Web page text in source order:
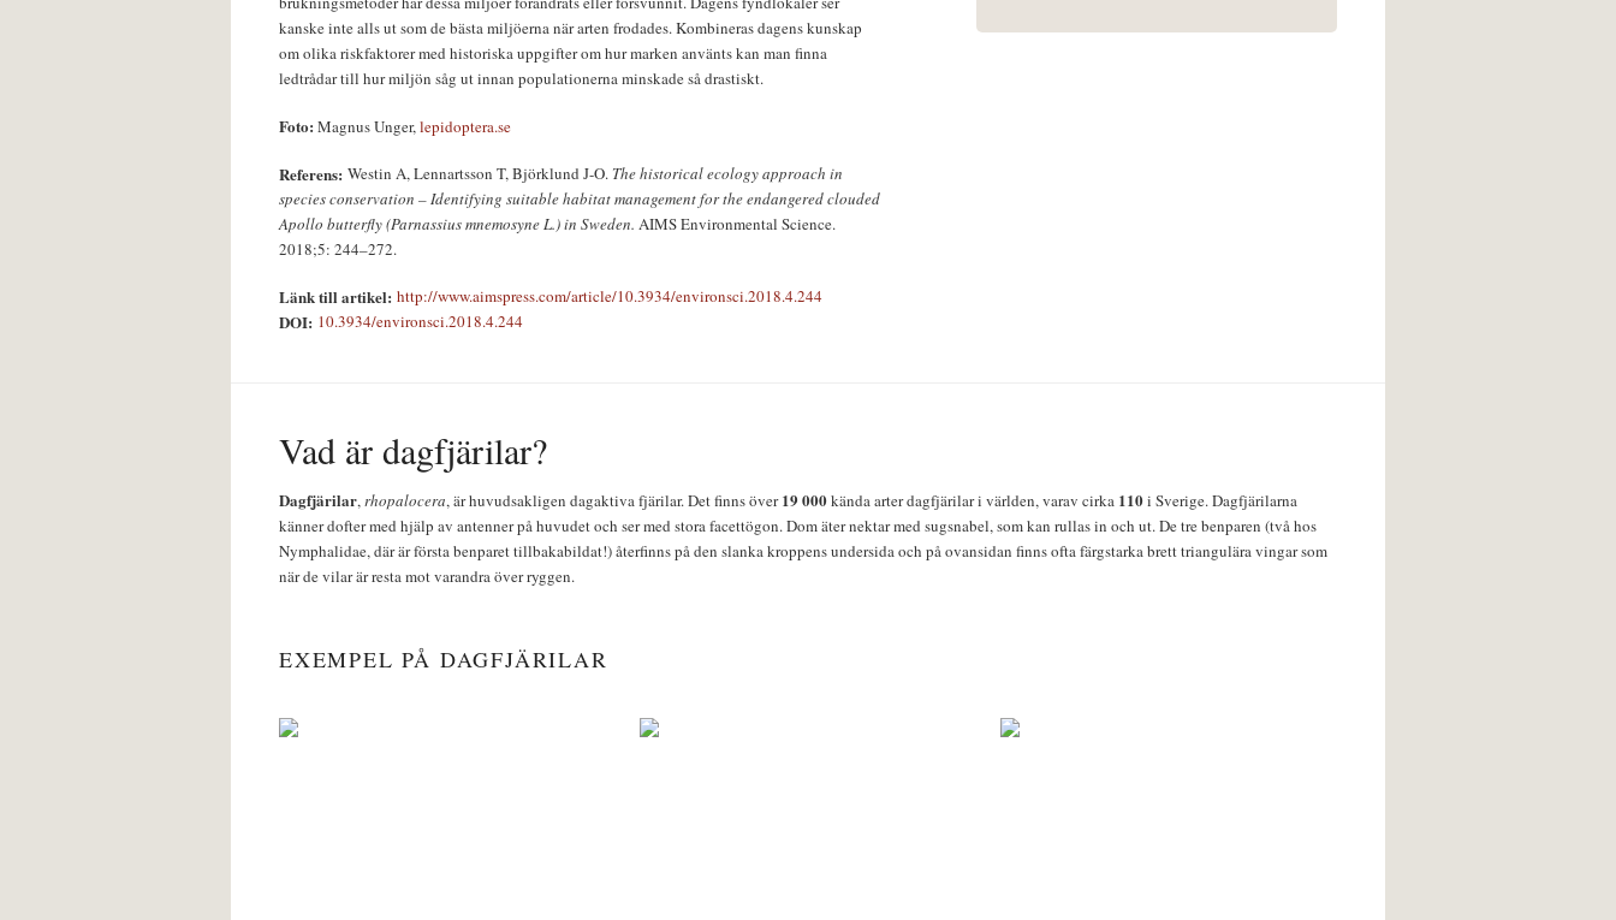
kanske inte alls ut som de bästa miljöerna när arten frodades. Kombineras dagens kunskap
om olika riskfaktorer med historiska uppgifter om hur marken använts kan man finna
ledtrådar till hur miljön såg ut innan populationerna minskade så drastiskt.
Foto: Magnus Unger,lepidoptera.se
Referens: Westin A, Lennartsson T, Björklund J-O. The historical ecology approach in
species conservation – Identifying suitable habitat management for the endangered clouded
Apollo butterfly (Parnassius mnemosyne L.) in Sweden. AIMS Environmental Science.
2018;5: 244–272.
Länk till artikel: http://www.aimspress.com/article/10.3934/environsci.2018.4.244
DOI: 10.3934/environsci.2018.4.244
Vad är dagfjärilar?
Dagfjärilar,rhopalocera, är huvudsakligen dagaktiva fjärilar. Det finns över19 000kända arter dagfjärilar i världen, varav cirka 110i Sverige. Dagfjärilarna
känner dofter med hjälp av antenner på huvudet och ser med stora facettögon. Dom äter nektar med sugsnabel, som kan rullas in och ut. De tre benparen (två hos
Nymphalidae, där är första benparet tillbakabildat!) återfinns på den slanka kroppens undersida och på ovansidan finns ofta färgstarka brett triangulära vingar som
när de vilar är resta mot varandra över ryggen.
EXEMPEL PÅ DAGFJÄRILAR